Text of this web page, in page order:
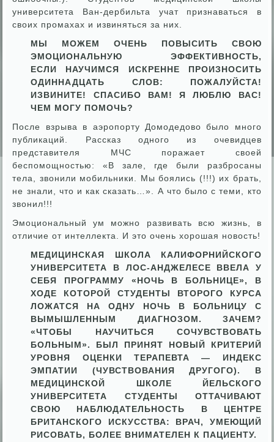
университета Ван-дербильта учат признаваться в
своих промахах и извиняться за них.
МЫ МОЖЕМ ОЧЕНЬ ПОВЫСИТЬ СВОЮ
ЭМОЦИОНАЛЬНУЮ ЭФФЕКТИВНОСТЬ,
ЕСЛИ НАУЧИМСЯ ИСКРЕННЕ ПРОИЗНОСИТЬ
ОДИННАДЦАТЬ СЛОВ: ПОЖАЛУЙСТА!
ИЗВИНИТЕ! СПАСИБО ВАМ! Я ЛЮБЛЮ ВАС!
ЧЕМ МОГУ ПОМОЧЬ?
После взрыва в аэропорту Домодедово было много
публикаций. Рассказ одного из очевидцев
представителя МЧС поражает своей
беспомощностью: «В зале, где были разбросаны
тела, звонили мобильники. Мы боялись (!!!) их брать,
не знали, что и как сказать…». А что было с теми, кто
звонил!!!
Эмоциональный ум можно развивать всю жизнь, в
отличие от интеллекта. И это очень хорошая новость!
МЕДИЦИНСКАЯ ШКОЛА КАЛИФОРНИЙСКОГО
УНИВЕРСИТЕТА В ЛОС-АНДЖЕЛЕСЕ ВВЕЛА У
СЕБЯ ПРОГРАММУ «НОЧЬ В БОЛЬНИЦЕ», В
ХОДЕ КОТОРОЙ СТУДЕНТЫ ВТОРОГО КУРСА
ЛОЖАТСЯ НА ОДНУ НОЧЬ В БОЛЬНИЦУ С
ВЫМЫШЛЕННЫМ ДИАГНОЗОМ. ЗАЧЕМ?
«ЧТОБЫ НАУЧИТЬСЯ СОЧУВСТВОВАТЬ
БОЛЬНЫМ». БЫЛ ПРИНЯТ НОВЫЙ КРИТЕРИЙ
УРОВНЯ ОЦЕНКИ ТЕРАПЕВТА — ИНДЕКС
ЭМПАТИИ (ЧУВСТВОВАНИЯ ДРУГОГО). В
МЕДИЦИНСКОЙ ШКОЛЕ ЙЕЛЬСКОГО
УНИВЕРСИТЕТА СТУДЕНТЫ ОТТАЧИВАЮТ
СВОЮ НАБЛЮДАТЕЛЬНОСТЬ В ЦЕНТРЕ
БРИТАНСКОГО ИСКУССТВА: ВРАЧ, УМЕЮЩИЙ
РИСОВАТЬ, БОЛЕЕ ВНИМАТЕЛЕН К ПАЦИЕНТУ.